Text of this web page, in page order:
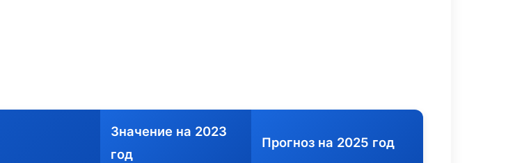
Значение на 2023
год
Прогноз на 2025 год